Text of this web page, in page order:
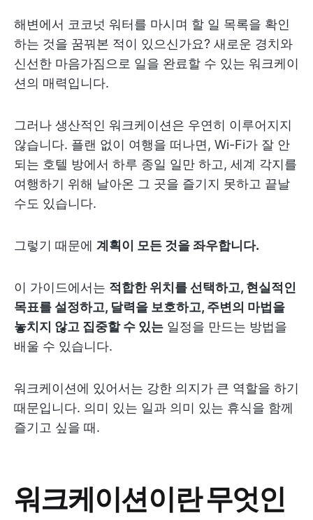
해변에서 코코넛 워터를 마시며 할 일 목록을 확인
하는 것을 꿈꿔본 적이 있으신가요? 새로운 경치와
신선한 마음가짐으로 일을 완료할 수 있는 워크케이
션의 매력입니다.
그러나 생산적인 워크케이션은 우연히 이루어지지
않습니다. 플랜 없이 여행을 떠나면, Wi-Fi가 잘 안
되는 호텔 방에서 하루 종일 일만 하고, 세계 각지를
여행하기 위해 날아온 그 곳을 즐기지 못하고 끝날
수도 있습니다.
그렇기 때문에 계획이 모든 것을 좌우합니다.
이 가이드에서는 적합한 위치를 선택하고, 현실적인
목표를 설정하고, 달력을 보호하고, 주변의 마법을
놓치지 않고 집중할 수 있는 일정을 만드는 방법을
배울 수 있습니다.
워크케이션에 있어서는 강한 의지가 큰 역할을 하기
때문입니다. 의미 있는 일과 의미 있는 휴식을 함께
즐기고 싶을 때.
워크케이션이란 무엇인